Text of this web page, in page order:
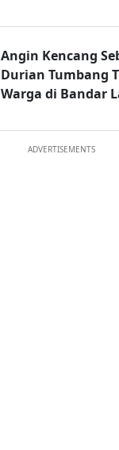
Angin Kencang
Durian Tumbang
Warga di Bandar
ADVERTISEMENTS